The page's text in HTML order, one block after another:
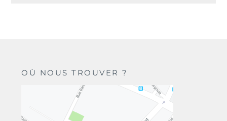
OÙ NOUS TROUVER ?